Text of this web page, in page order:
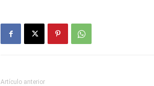
Artículo anterior